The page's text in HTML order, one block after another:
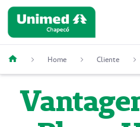
Home Cliente